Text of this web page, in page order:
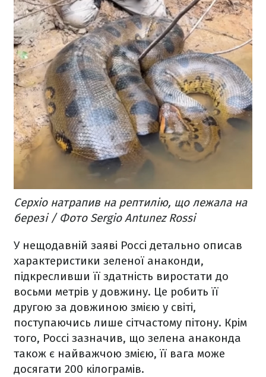
Серхіо натрапив на рептилію, що лежала на
березі / Фото Sergio Antunez Rossi
У нещодавній заяві Россі детально описав
характеристики зеленої анаконди,
підкресливши її здатність виростати до
восьми метрів у довжину. Це робить її
другою за довжиною змією у світі,
поступаючись лише сітчастому пітону. Крім
того, Россі зазначив, що зелена анаконда
також є найважчою змією, її вага може
досягати 200 кілограмів.